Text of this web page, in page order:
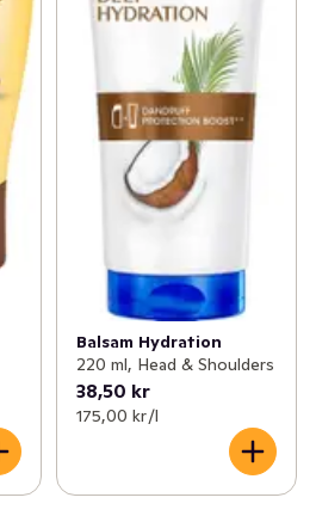
Balsam Hydration
220 ml, Head & Shoulders
38,50 kr
175,00 kr /l